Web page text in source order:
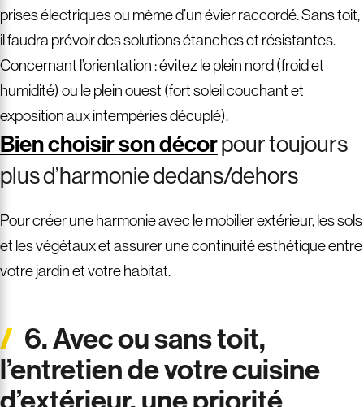
prises électriques ou même d’un évier raccordé. Sans toit,
il faudra prévoir des solutions étanches et résistantes.
Concernant l’orientation : évitez le plein nord (froid et
humidité) ou le plein ouest (fort soleil couchant et
exposition aux intempéries décuplé).
Bien choisir son décorpour toujours
plus d’harmonie dedans/dehors
Pour créer une harmonie avec le mobilier extérieur, les sols
et les végétaux et assurer une continuité esthétique entre
votre jardin et votre habitat.
6. Avec ou sans toit,
l’entretien de votre cuisine